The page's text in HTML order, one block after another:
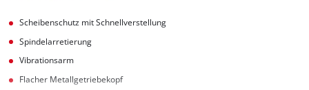
Scheibenschutz mit Schnellverstellung
Spindelarretierung
Vibrationsarm
Flacher Metallgetriebekopf